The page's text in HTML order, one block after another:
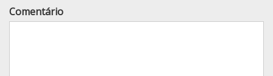
Comentário